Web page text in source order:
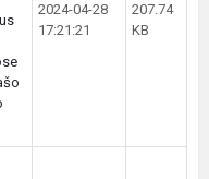
2024-04-28
17:21:21
207.74
KB